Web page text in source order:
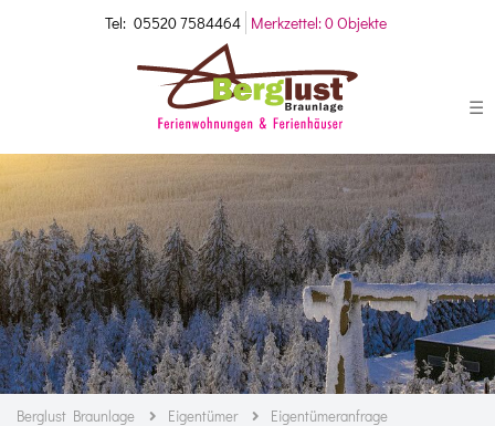
Tel: 05520 7584464 Merkzettel:0 Objekte
☰
Berglust Braunlage Eigentümer Eigentümeranfrage